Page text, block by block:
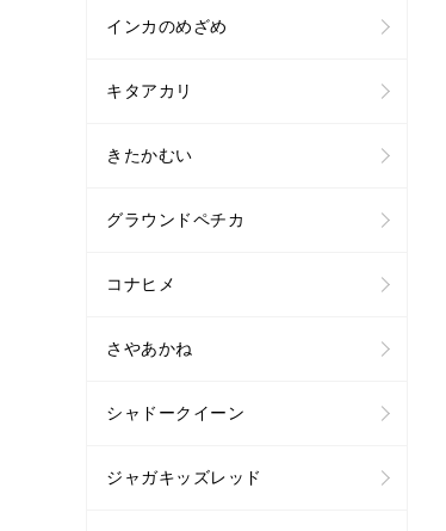
インカのめざめ
キタアカリ
きたかむい
グラウンドペチカ
コナヒメ
さやあかね
シャドークイーン
ジャガキッズレッド